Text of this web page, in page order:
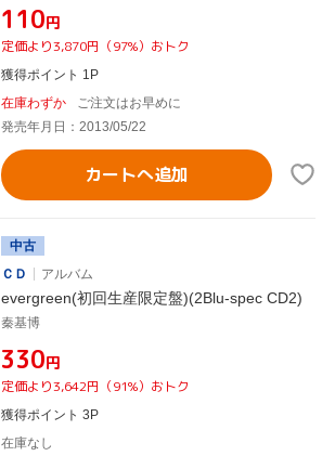
¥110円
定価より3,870円（97%）おトク
獲得ポイント 1P
在庫わずか
ご注文はお早めに
発売年月日：2013/05/22
カートへ追加
中古
ＣＤ
アルバム
evergreen(初回生産限定盤)(2Blu-spec CD2)
秦基博
¥330円
定価より3,642円（91%）おトク
獲得ポイント 3P
在庫なし